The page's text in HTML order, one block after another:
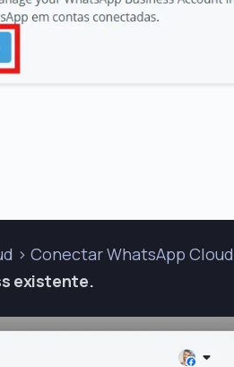
> Conectar WhatsApp Cloud
existente.